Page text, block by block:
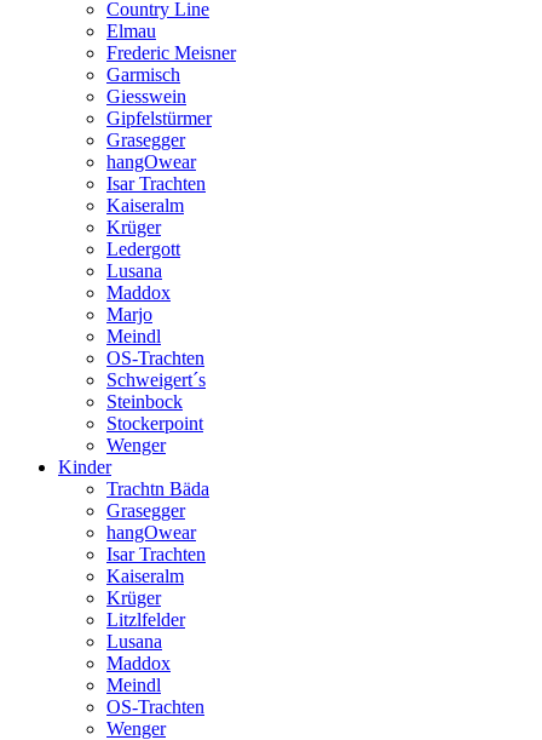
Country Line
Elmau
Frederic Meisner
Garmisch
Giesswein
Gipfelstürmer
Grasegger
hangOwear
Isar Trachten
Kaiseralm
Krüger
Ledergott
Lusana
Maddox
Marjo
Meindl
OS-Trachten
Schweigert´s
Steinbock
Stockerpoint
Wenger
Kinder
Trachtn Bäda
Grasegger
hangOwear
Isar Trachten
Kaiseralm
Krüger
Litzlfelder
Lusana
Maddox
Meindl
OS-Trachten
Wenger